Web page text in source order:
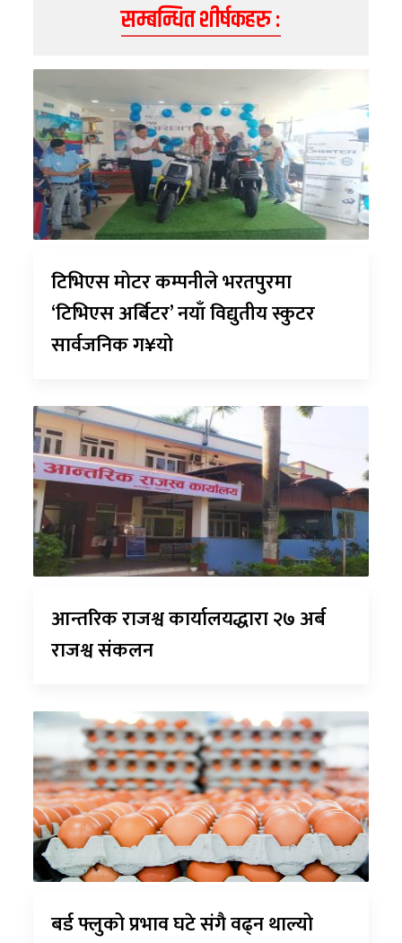
सम्बन्धित शीर्षकहरु :
टिभिएस मोटर कम्पनीले भरतपुरमा
‘टिभिएस अर्बिटर’ नयाँ विद्युतीय स्कुटर
सार्वजनिक ग¥यो
आन्तरिक राजश्व कार्यालयद्धारा २७ अर्ब
राजश्व संकलन
बर्ड फ्लुको प्रभाव घटे संगै वढ्न थाल्यो